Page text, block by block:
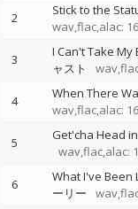
2 Stick to the
wav,flac,alac:
3 I Can't Take My
ャスト
4 When There
wav,flac,alac:
5 Get'cha Head
wav,flac,alac:
6 What I've Been
ーリー